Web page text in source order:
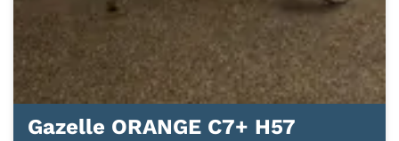
Gazelle ORANGE C7+ H57